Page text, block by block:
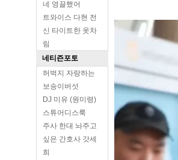
네 영끌했어
트와이스 다현 전
신 타이트한 옷차
림
네티즌포토
허벅지 자랑하는
보송이버섯
DJ 미유 (원미령)
스튜어디스룩
주사 한대 놔주고
싶은 간호사 갓세
희